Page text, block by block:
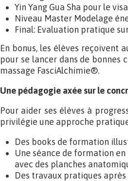
Yin Yang Gua Sha pour le
Niveau Master Modelage
Final: Evaluation pratique
En bonus, les élèves reçoivent
pour se lancer dans de bonnes
massage FasciAlchimie®.
Une pédagogie axée sur le
Pour aider ses élèves à
privilégie une approche
Des books de formation
Une séance de formation
avec des planches
Des travaux pratiques